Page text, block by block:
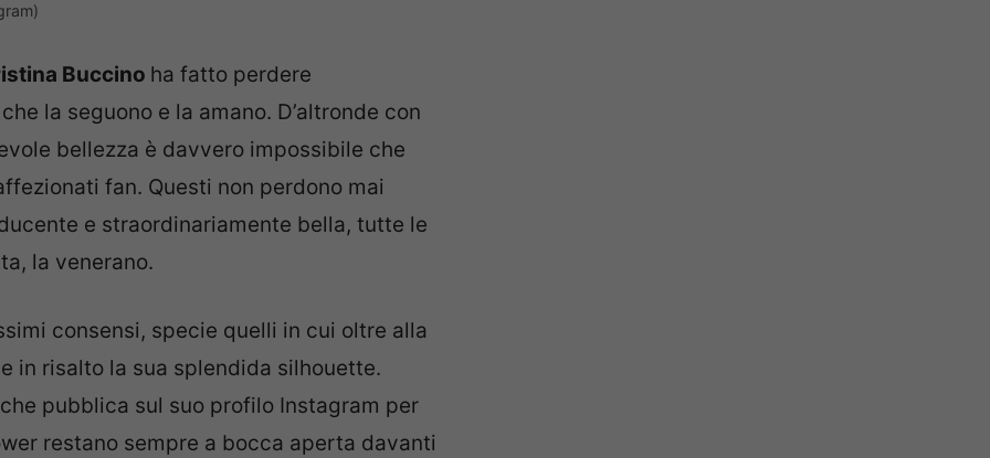
Buccino ha fatto perdere
la seguono e la amano. D’altronde con
bellezza è davvero impossibile che
fan. Questi non perdono mai
e straordinariamente bella, tutte le
la venerano.
consensi, specie quelli in cui oltre alla
in risalto la sua splendida silhouette.
pubblica sul suo profilo Instagram per
restano sempre a bocca aperta davanti